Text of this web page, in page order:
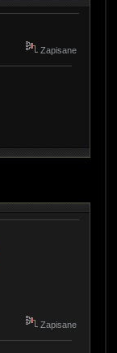
Zapisane
Zapisane